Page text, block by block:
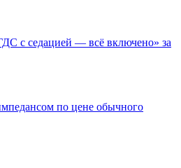
с седацией — всё включено» за
по цене обычного